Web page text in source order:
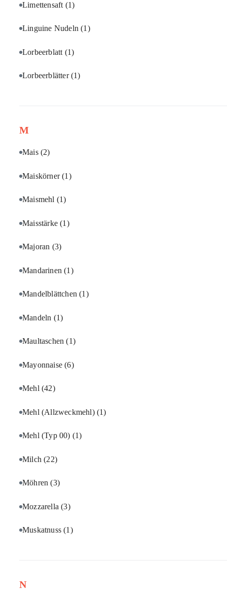
Limettensaft (1)
Linguine Nudeln(1)
Lorbeerblatt (1)
Lorbeerblätter(1)
M
Mais (2)
Maiskörner(1)
Maismehl (1)
Maisstärke(1)
Majoran (3)
Mandarinen(1)
Mandelblättchen(1)
Mandeln (1)
Maultaschen(1)
Mayonnaise(6)
Mehl (42)
Mehl (Allzweckmehl) (1)
Mehl (Typ 00) (1)
Milch(22)
Möhren(3)
Mozzarella(3)
Muskatnuss(1)
N